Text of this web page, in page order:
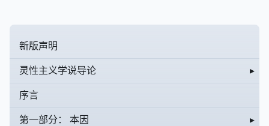
新版声明
灵性主义学说导论 ▸
序言
第一部分： 本因 ▸